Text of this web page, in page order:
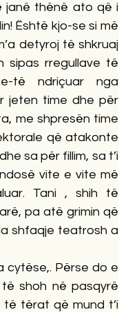
janë thënë ato që i
Është kjo-se si më
detyroj të shkruaj
sipas rregullave të
të ndriçuar nga
jeten time dhe për
me shpresën time
që atakonte
sa për fillim, sa t’i
vite e vite më
Tani , shih të
pa atë grimin që
shfaqje teatrosh a
cytëse,. Përse do e
shoh në pasqyrë
tërat që mund t’i